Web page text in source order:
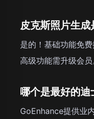
皮克斯照片生成
是的！基础功能免
高级功能需升级会员
哪个是最好的迪
GoEnhance提供业